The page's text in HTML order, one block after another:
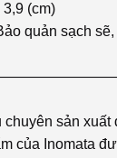
(cm)
quản sạch
sản xuất
của Inomata